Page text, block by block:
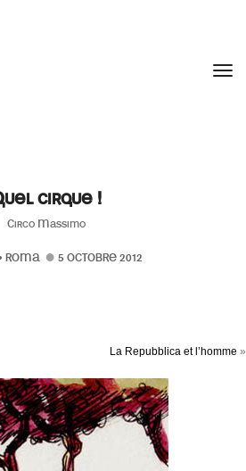
cirque !
Circo Massimo
ROMA 5 OCTOBRE 2012
La Repubblica et l’homme »